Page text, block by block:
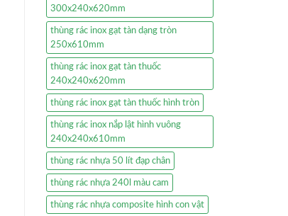
300x240x620mm
thùng rác inox gạt tàn dạng tròn
250x610mm
thùng rác inox gạt tàn thuốc
240x240x620mm
thùng rác inox gạt tàn thuốc hình tròn
thùng rác inox nắp lật hình vuông
240x240x610mm
thùng rác nhựa 50 lít đạp chân
thùng rác nhựa 240l màu cam
thùng rác nhựa composite hình con vật